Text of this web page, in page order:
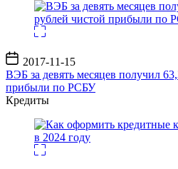
Дата
записи
2017-11-15
ВЭБ за девять месяцев получил
прибыли по РСБУ
Кредиты